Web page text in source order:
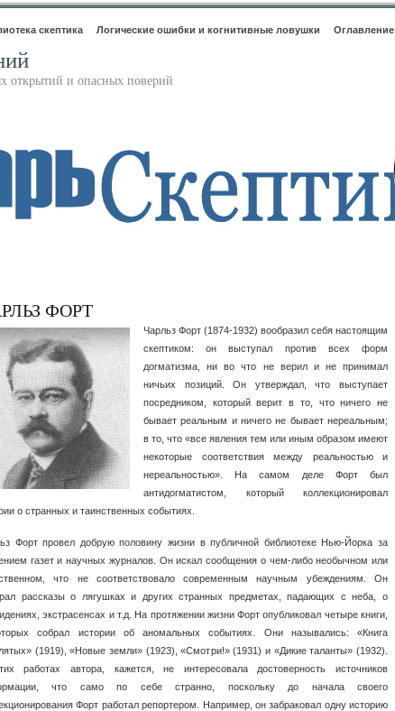
скептика Логические ошибки и когнитивные ловушки Оглавление
открытий и опасных поверий
ФОРТ
Чарльз Форт (1874-1932) вообразил себя настоящим
скептиком: он выступал против всех форм
догматизма, ни во что не верил и не принимал
ничьих позиций. Он утверждал, что выступает
посредником, который верит в то, что ничего не
бывает реальным и ничего не бывает нереальным;
в то, что «все явления тем или иным образом имеют
некоторые соответствия между реальностью и
нереальностью». На самом деле Форт был
антидогматистом, который коллекционировал
о странных и таинственных событиях.
Форт провел добрую половину жизни в публичной библиотеке Нью-Йорка за
газет и научных журналов. Он искал сообщения о чем-либо необычном или
что не соответствовало современным научным убеждениям. Он
рассказы о лягушках и других странных предметах, падающих с неба, о
экстрасенсах и т.д. На протяжении жизни Форт опубликовал четыре книги,
собрал истории об аномальных событиях. Они назывались: «Книга
(1919), «Новые земли» (1923), «Смотри!» (1931) и «Дикие таланты» (1932).
работах автора, кажется, не интересовала достоверность источников
что само по себе странно, поскольку до начала своего
Форт работал репортером. Например, он забраковал одну историю